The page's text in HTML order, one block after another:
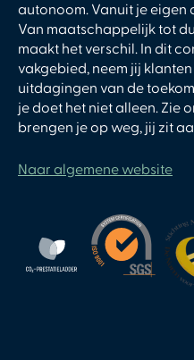
autonoom. Vanuit je eigen
Van maatschappelijk tot
maakt het verschil. In dit
vakgebied, neem jij
uitdagingen van de
je doet het niet alleen. Zie
brengen je op weg, jij zit
Naar algemene website